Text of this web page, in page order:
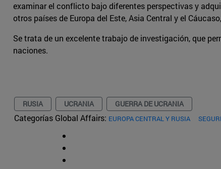
examinar el conflicto bajo diferentes perspectivas y
otros países de Europa del Este, Asia Central y el
Se trata de un excelente trabajo de investigación, que
naciones.
RUSIA UCRANIA GUERRA DE UCRANIA
Categorías Global Affairs: EUROPA CENTRAL Y RUSIA